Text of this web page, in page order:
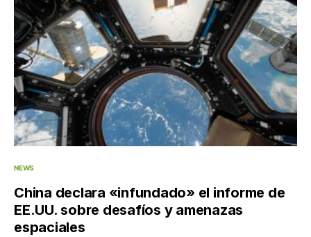
NEWS
China declara «infundado» el informe de
EE.UU. sobre desafíos y amenazas
espaciales